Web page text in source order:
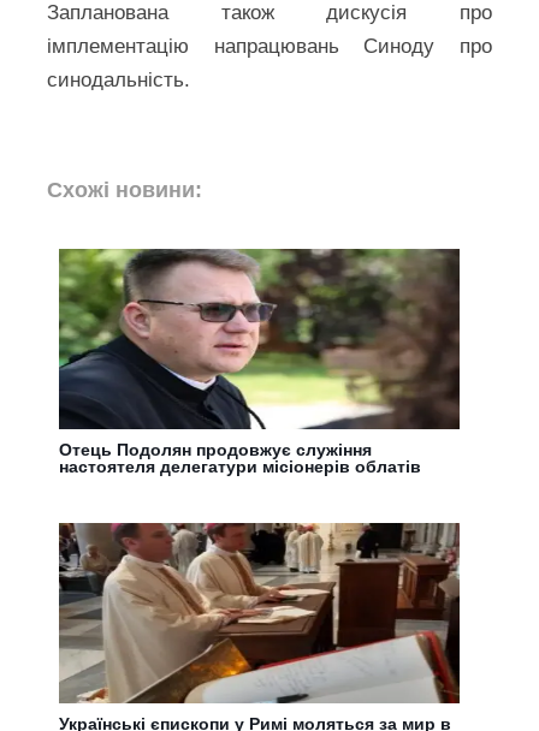
Запланована також дискусія про
імплементацію напрацювань Синоду про
синодальність.
Схожі новини:
Отець Подолян продовжує служіння
настоятеля делегатури місіонерів облатів
Українські єпископи у Римі моляться за мир в